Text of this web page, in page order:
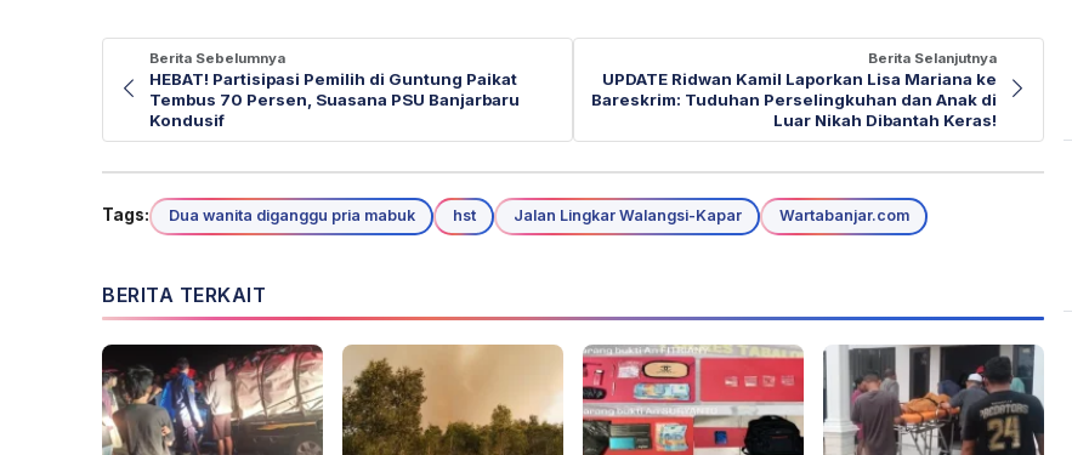
Berita Sebelumnya
HEBAT! Partisipasi Pemilih di Guntung Paikat
Tembus 70 Persen, Suasana PSU Banjarbaru
Kondusif
Berita Selanjutnya
UPDATE Ridwan Kamil Laporkan Lisa Mariana ke
Bareskrim: Tuduhan Perselingkuhan dan Anak di
Luar Nikah Dibantah Keras!
Tags: Dua wanita diganggu pria mabuk hst Jalan Lingkar Walangsi-Kapar Wartabanjar.com
BERITA TERKAIT